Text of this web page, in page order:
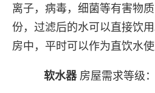
离子，病毒，细菌等有害物
份，过滤后的水可以直接饮
房中，平时可以作为直饮水使
软水器房屋需求等级